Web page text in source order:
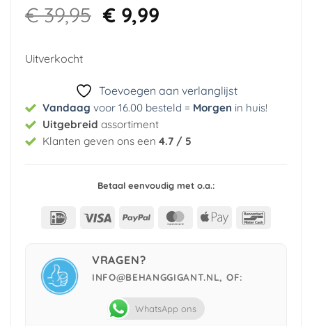
€39,95 Oorspronkelijke
prijs
€9,99Huidige
Uitverkocht
Toevoegen aan verlanglijst
Vandaag voor 16.00 besteld = Morgen in huis!
Uitgebreid assortiment
Klanten geven ons een 4.7 / 5
Betaal eenvoudig met o.a.:
IDeal Visa PayPal MasterCard
Apple
VRAGEN?
INFO@BEHANGGIGANT.NL, OF:
WhatsApp ons